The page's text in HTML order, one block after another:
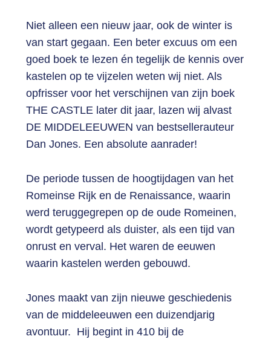
Niet alleen een nieuw jaar, ook de winter is
van start gegaan. Een beter excuus om een
goed boek te lezen én tegelijk de kennis over
kastelen op te vijzelen weten wij niet. Als
opfrisser voor het verschijnen van zijn boek
THE CASTLE later dit jaar, lazen wij alvast
DE MIDDELEEUWEN van bestsellerauteur
Dan Jones. Een absolute aanrader!
De periode tussen de hoogtijdagen van het
Romeinse Rijk en de Renaissance, waarin
werd teruggegrepen op de oude Romeinen,
wordt getypeerd als duister, als een tijd van
onrust en verval. Het waren de eeuwen
waarin kastelen werden gebouwd.
Jones maakt van zijn nieuwe geschiedenis
van de middeleeuwen een duizendjarig
avontuur. Hij begint in 410 bij de